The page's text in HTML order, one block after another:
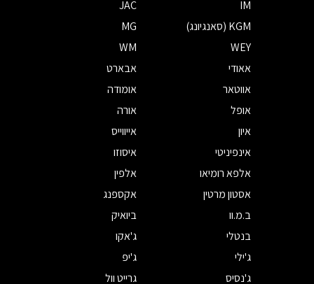
IM
JAC
KGM (סאנגיונג)
MG
WEY
WM
אאודי
אבארט
אווטאר
אומודה
אופל
אורה
איון
אייווייס
אינפיניטי
איסוזו
אלפא רומיאו
אלפין
אסטון מרטין
אקספנג
ב.מ.וו
ביואיק
בנטלי
ג'אקו
ג'ילי
ג'יפ
ג'נסיס
גרייט וול